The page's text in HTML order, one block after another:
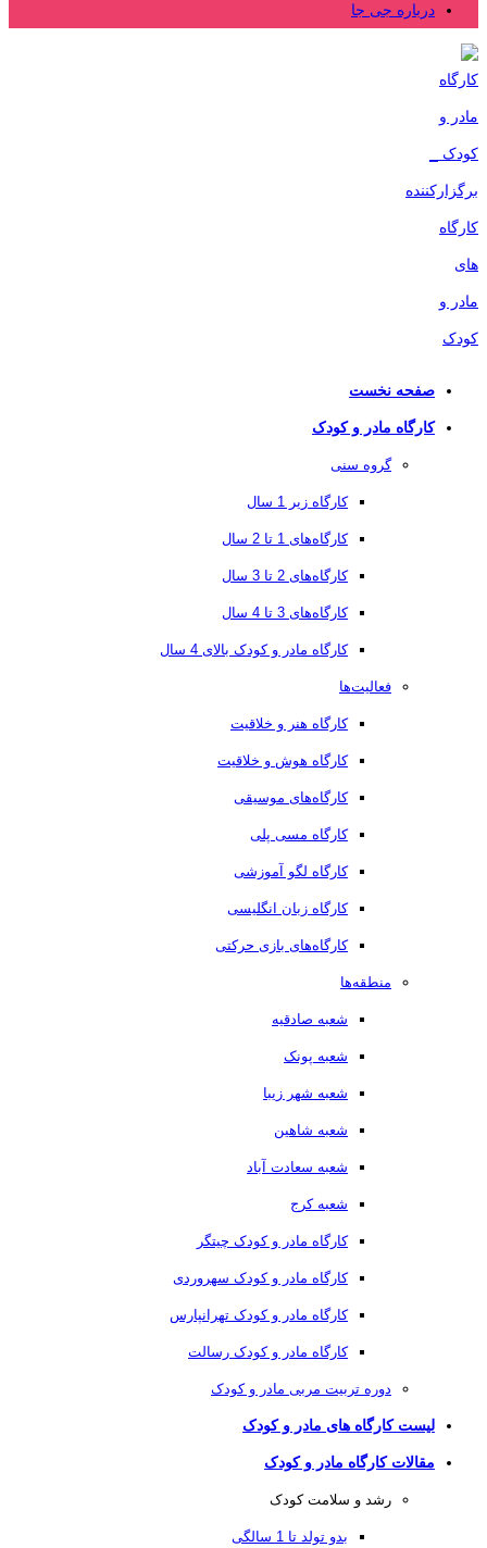
درباره جی جا
صفحه نخست
کارگاه مادر و کودک
گروه سنی
کارگاه زیر 1 سال
کارگاه‌های 1 تا 2 سال
کارگاه‌های 2 تا 3 سال
کارگاه‌های 3 تا 4 سال
کارگاه مادر و کودک بالای 4 سال
فعالیت‌ها
کارگاه هنر و خلاقیت
کارگاه هوش و خلاقیت
کارگاه‌های موسیقی
کارگاه مسی پلی
کارگاه لگو آموزشی
کارگاه زبان انگلیسی
کارگاه‌های بازی حرکتی
منطقه‌ها
شعبه صادقیه
شعبه پونک
شعبه شهر زیبا
شعبه شاهین
شعبه سعادت آباد
شعبه کرج
کارگاه مادر و کودک چیتگر
کارگاه مادر و کودک سهروردی
کارگاه مادر و کودک تهرانپارس
کارگاه مادر و کودک رسالت
دوره تربیت مربی مادر و کودک
لیست کارگاه های مادر و کودک
مقالات کارگاه مادر و کودک
رشد و سلامت کودک
بدو تولد تا 1 سالگی